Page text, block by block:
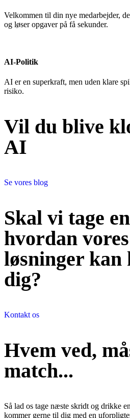
Velkommen til din nye medarbejder,
og løser opgaver på få sekunder.
AI-Politik
AI er en superkraft, men uden klare
risiko.
Vil du blive
AI
Se vores blog
Skal vi tage
hvordan
løsninger
dig?
Kontakt os
Hvem ved,
match...
Så lad os tage næste skridt og drikke
kommer gerne til dig med en